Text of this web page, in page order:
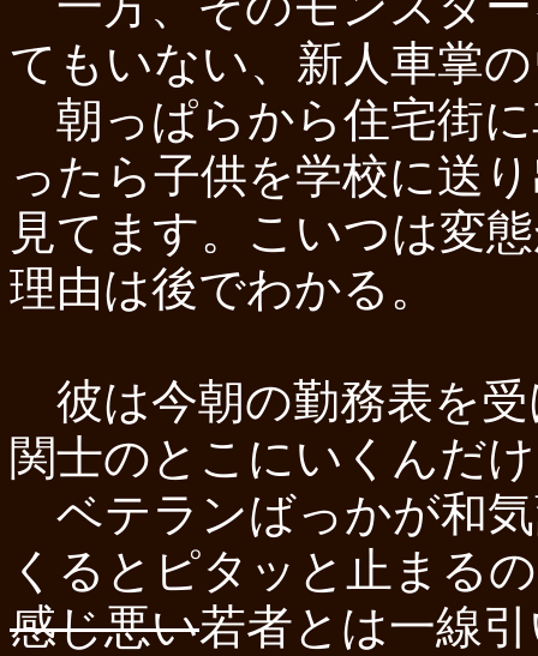
てもいない、新人車掌
朝っぱらから住宅街
ったら子供を学校に送
見てます。こいつは変
理由は後でわかる。
彼は今朝の勤務表を
関士のとこにいくんだ
ベテランばっかが和
くるとピタッと止まる
感じ悪い若者とは一線